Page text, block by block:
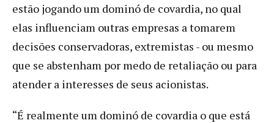
estão jogando um dominó de covardia, no qual
elas influenciam outras empresas a tomarem
decisões conservadoras, extremistas - ou mesmo
que se abstenham por medo de retaliação ou para
atender a interesses de seus acionistas.
“É realmente um dominó de covardia o que está